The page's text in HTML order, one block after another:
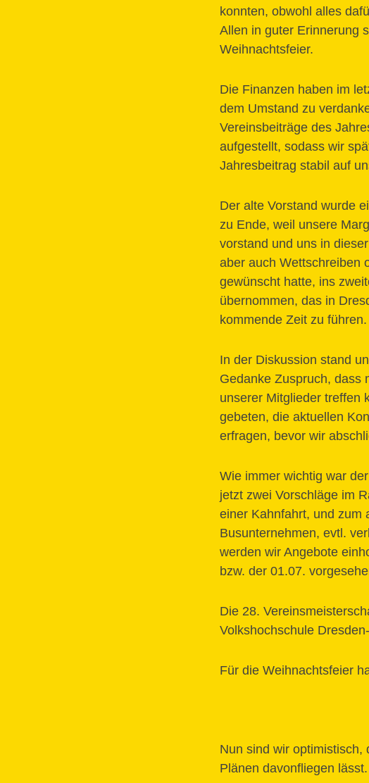
konnten, obwohl alles
Allen in guter Erinnerung
Weihnachtsfeier.
Die Finanzen haben im
dem Umstand zu
Vereinsbeiträge des
aufgestellt, sodass wir
Jahresbeitrag stabil auf
Der alte Vorstand wurde
zu Ende, weil unsere
vorstand und uns in
aber auch Wettschreiben
gewünscht hatte, ins
übernommen, das in
kommende Zeit zu
In der Diskussion stand
Gedanke Zuspruch, dass
unserer Mitglieder treffen
gebeten, die aktuellen
erfragen, bevor wir
Wie immer wichtig war
jetzt zwei Vorschläge im
einer Kahnfahrt, und zum
Busunternehmen, evtl.
werden wir Angebote
bzw. der 01.07.
Die 28.
Volkshochschule
Für die Weihnachtsfeier
Nun sind wir optimistisch,
Plänen davonfliegen lässt.